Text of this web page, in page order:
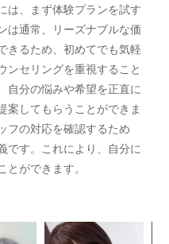
は、まず体験プランを試す
は通常、リーズナブルな価
きるため、初めてでも気軽
ンセリングを重視すること
自分の悩みや希望を正直に
案してもらうことができま
フの対応を確認するため
です。これにより、自分に
ができます。